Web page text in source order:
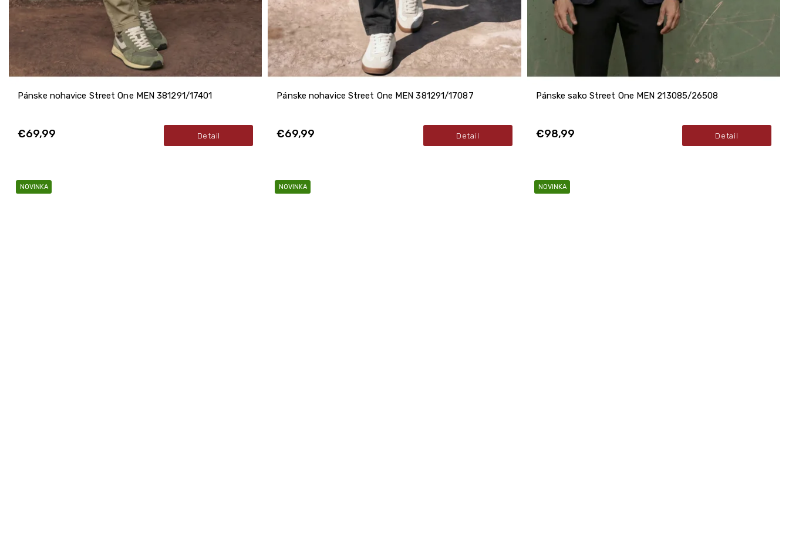
Pánske nohavice Street One MEN 381291/17401
€69,99 Detail
Pánske nohavice Street One MEN 381291/17087
€69,99 Detail
Pánske sako Street One MEN 213085/26508
€98,99 Detail
NOVINKA NOVINKA NOVINKA